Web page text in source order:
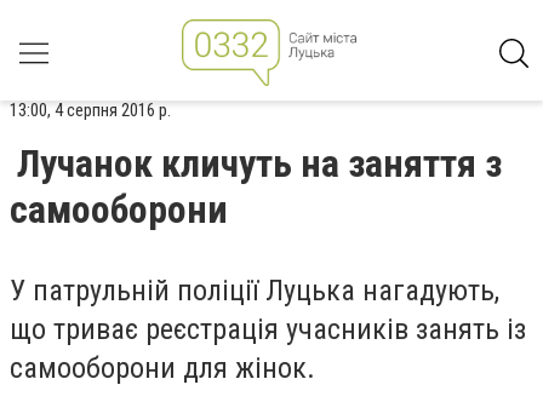
13:00, 4 серпня 2016 р.
Лучанок кличуть на заняття з
самооборони
У патрульній поліції Луцька нагадують,
що триває реєстрація учасників занять із
самооборони для жінок.